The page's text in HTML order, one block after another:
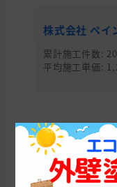
株式会社 ペイ
累計施工件数:
平均施工単価:
三重県の他の
探す